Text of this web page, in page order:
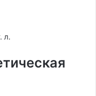
л.